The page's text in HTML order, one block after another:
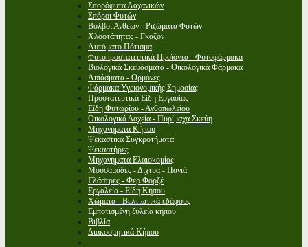
Σπορόφυτα Λαχανικών
Σπόροι Φυτών
Βολβοί Ανθεων - Ριζώματα Φυτών
Χλοοτάπητας - Γκαζόν
Αυτόματο Πότισμα
Φυτοπροστατευτικά Προϊόντα - Φυτοφάρμακα
Βιολογικά Σκευάσματα - Οικολογικά Φάρμακα
Λιπάσματα - Ορμόνες
Φάρμακα Υγειονομικής Σημασίας
Προστατευτικά Είδη Εργασίας
Είδη Φυτωρίου - Ανθοπωλείου
Οικολογικά Δοχεία - Πυρίμαχα Σκεύη
Μηχανήματα Κήπου
Ψεκαστικά Συγκροτήματα
Ψεκαστήρες
Μηχανήματα Ελαιοκομίας
Μουσαμάδες - Δίχτυα - Πανιά
Γλάστρες - Φερ Φορζέ
Εργαλεία - Είδη Κήπου
Χώματα - Βελτιωτικά εδάφους
Εμποτισμένη ξυλεία κήπου
Βιβλία
Διακοσμητικά Κήπου